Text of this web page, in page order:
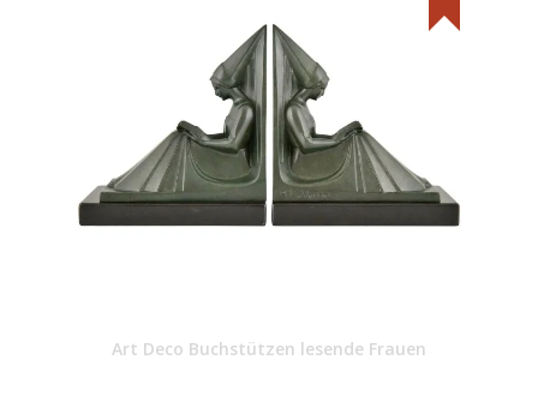
Art Deco Buchstützen lesende Frauen